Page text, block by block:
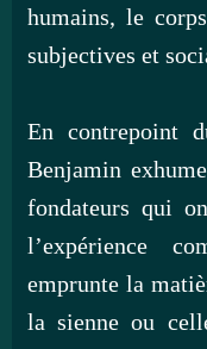
humains, le
subjectives et
En contrepoint
Benjamin
fondateurs qui
l’expérience
emprunte la
la sienne ou